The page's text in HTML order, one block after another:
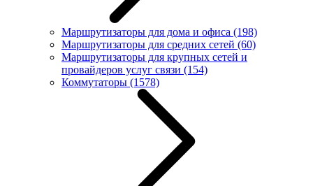
Маршрутизаторы для дома и офиса (198)
Маршрутизаторы для средних сетей (60)
Маршрутизаторы для крупных сетей и
провайдеров услуг связи (154)
Коммутаторы (1578)